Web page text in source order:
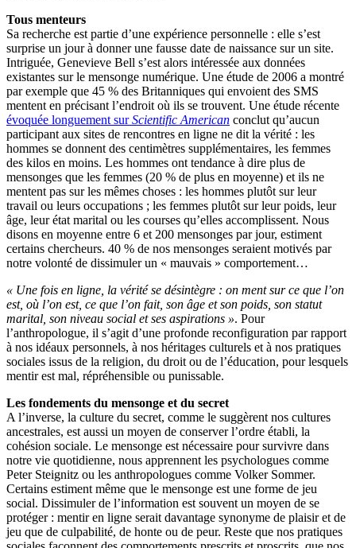
Tous menteurs
Sa recherche est partie d’une expérience personnelle : elle s’est
surprise un jour à donner une fausse date de naissance sur un site.
Intriguée, Genevieve Bell s’est alors intéressée aux données
existantes sur le mensonge numérique. Une étude de 2006 a montré
par exemple que 45 % des Britanniques qui envoient des SMS
mentent en précisant l’endroit où ils se trouvent. Une étude récente
évoquée longuement surScientific American conclut qu’aucun
participant aux sites de rencontres en ligne ne dit la vérité : les
hommes se donnent des centimètres supplémentaires, les femmes
des kilos en moins. Les hommes ont tendance à dire plus de
mensonges que les femmes (20 % de plus en moyenne) et ils ne
mentent pas sur les mêmes choses : les hommes plutôt sur leur
travail ou leurs occupations ; les femmes plutôt sur leur poids, leur
âge, leur état marital ou les courses qu’elles accomplissent. Nous
disons en moyenne entre 6 et 200 mensonges par jour, estiment
certains chercheurs. 40 % de nos mensonges seraient motivés par
notre volonté de dissimuler un « mauvais » comportement…
« Une fois en ligne, la vérité se désintègre : on ment sur ce que l’on
est, où l’on est, ce que l’on fait, son âge et son poids, son statut
marital, son niveau social et ses aspirations ». Pour
l’anthropologue, il s’agit d’une profonde reconfiguration par rapport
à nos idéaux personnels, à nos héritages culturels et à nos pratiques
sociales issus de la religion, du droit ou de l’éducation, pour lesquels
mentir est mal, répréhensible ou punissable.
Les fondements du mensonge et du secret
A l’inverse, la culture du secret, comme le suggèrent nos cultures
ancestrales, est aussi un moyen de conserver l’ordre établi, la
cohésion sociale. Le mensonge est nécessaire pour survivre dans
notre vie quotidienne, nous apprennent les psychologues comme
Peter Steignitz ou les anthropologues comme Volker Sommer.
Certains estiment même que le mensonge est une forme de jeu
social. Dissimuler de l’information est souvent un moyen de se
protéger : mentir en ligne serait davantage synonyme de plaisir et de
jeu que de culpabilité, de honte ou de peur. Reste que nos pratiques